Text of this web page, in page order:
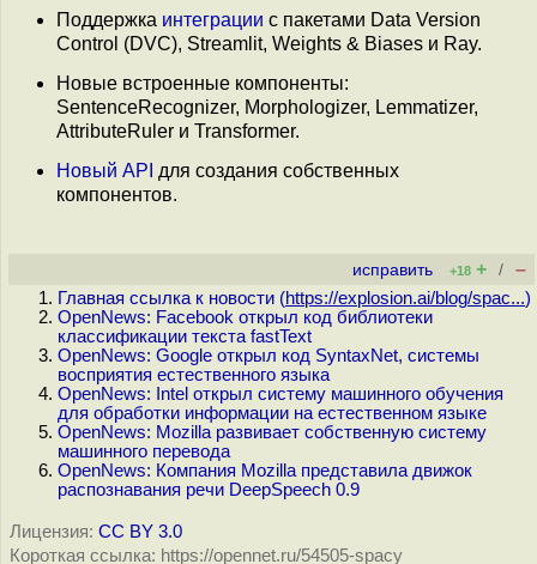
Поддержка интеграции с пакетами Data Version
Control (DVC), Streamlit, Weights & Biases и Ray.
Новые встроенные компоненты:
SentenceRecognizer, Morphologizer, Lemmatizer,
AttributeRuler и Transformer.
Новый API для создания собственных
компонентов.
исправить +18 + / –
Главная ссылка к новости (https://explosion.ai/blog/spac...)
OpenNews: Facebook открыл код библиотеки
классификации текста fastText
OpenNews: Google открыл код SyntaxNet, системы
восприятия естественного языка
OpenNews: Intel открыл систему машинного обучения
для обработки информации на естественном языке
OpenNews: Mozilla развивает собственную систему
машинного перевода
OpenNews: Компания Mozilla представила движок
распознавания речи DeepSpeech 0.9
Лицензия: CC BY 3.0
Короткая ссылка: https://opennet.ru/54505-spacy